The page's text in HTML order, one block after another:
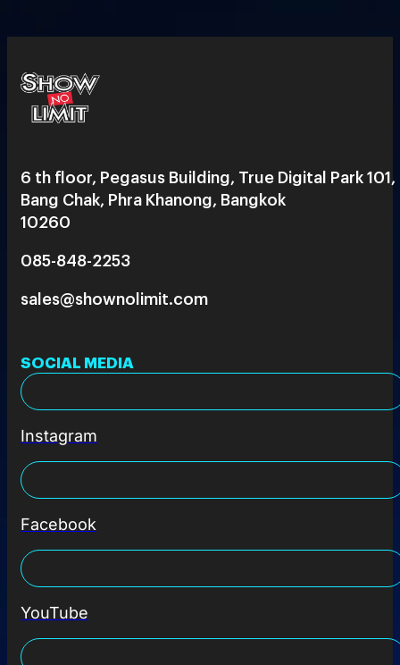
6 th floor, Pegasus Building, True Digital Park 101,
Bang Chak, Phra Khanong, Bangkok
10260
085-848-2253
sales@shownolimit.com
SOCIAL MEDIA
Instagram
Facebook
YouTube